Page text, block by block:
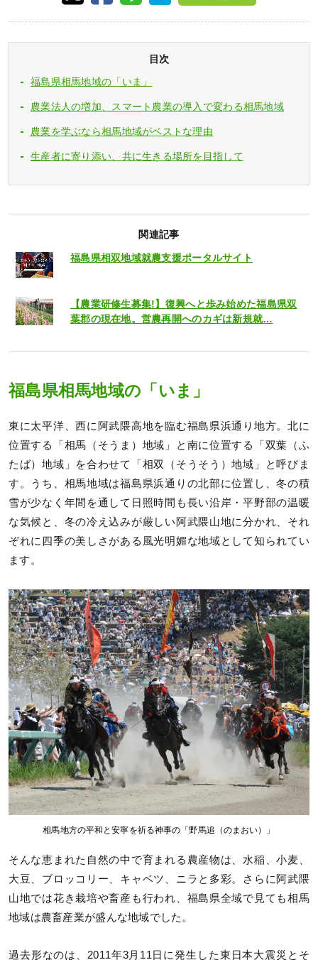
目次
福島県相馬地域の「いま」
農業法人の増加、スマート農業の導入で変わる相馬地域
農業を学ぶなら相馬地域がベストな理由
生産者に寄り添い、共に生きる場所を目指して
関連記事
福島県相双地域就農支援ポータルサイト
【農業研修生募集!】復興へと歩み始めた福島県双
葉郡の現在地。営農再開へのカギは新規就…
福島県相馬地域の「いま」
東に太平洋、西に阿武隈高地を臨む福島県浜通り地方。北に
位置する「相馬（そうま）地域」と南に位置する「双葉（ふ
たば）地域」を合わせて「相双（そうそう）地域」と呼びま
す。うち、相馬地域は福島県浜通りの北部に位置し、冬の積
雪が少なく年間を通して日照時間も長い沿岸・平野部の温暖
な気候と、冬の冷え込みが厳しい阿武隈山地に分かれ、それ
ぞれに四季の美しさがある風光明媚な地域として知られてい
ます。
相馬地方の平和と安寧を祈る神事の「野馬追（のまおい）」
そんな恵まれた自然の中で育まれる農産物は、水稲、小麦、
大豆、ブロッコリー、キャベツ、ニラと多彩。さらに阿武隈
山地では花き栽培や畜産も行われ、福島県全域で見ても相馬
地域は農畜産業が盛んな地域でした。
過去形なのは、2011年3月11日に発生した東日本大震災とそ